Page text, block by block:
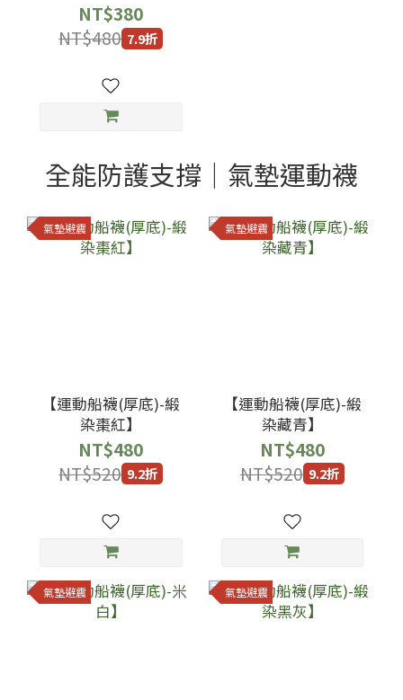
NT$380
NT$480 7.9折
全能防護支撐｜氣墊運動襪
氣墊避震
【運動船襪(厚底)-緞
染棗紅】
NT$480
NT$520 9.2折
氣墊避震
【運動船襪(厚底)-緞
染藏青】
NT$480
NT$520 9.2折
氣墊避震 氣墊避震